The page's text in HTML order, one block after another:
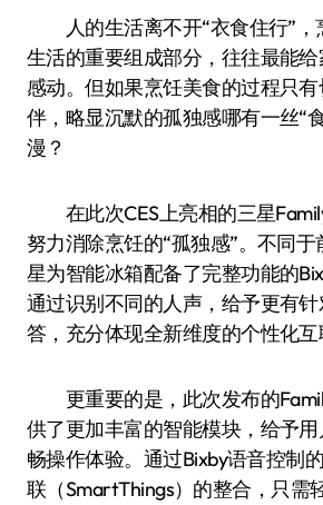
人的生活离不开“衣食住行”，
生活的重要组成部分，往往最能
感动。但如果烹饪美食的过程只
伴，略显沉默的孤独感哪有一丝“
漫？
在此次CES上亮相的三星
努力消除烹饪的“孤独感”。不同
星为智能冰箱配备了完整功能的
通过识别不同的人声，给予更有
答，充分体现全新维度的个性化互
更重要的是，此次发布的
供了更加丰富的智能模块，给予
畅操作体验。通过Bixby语音控制
联（SmartThings）的整合，只需